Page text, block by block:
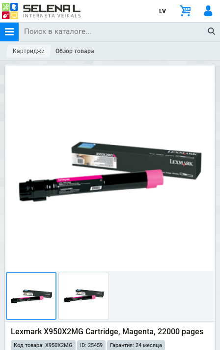
LV
Картриджи Обзор товара
Lexmark X950X2MG Cartridge, Magenta, 22000 pages
Код товара: X950X2MG ID: 25459 Гарантия: 24 месяца